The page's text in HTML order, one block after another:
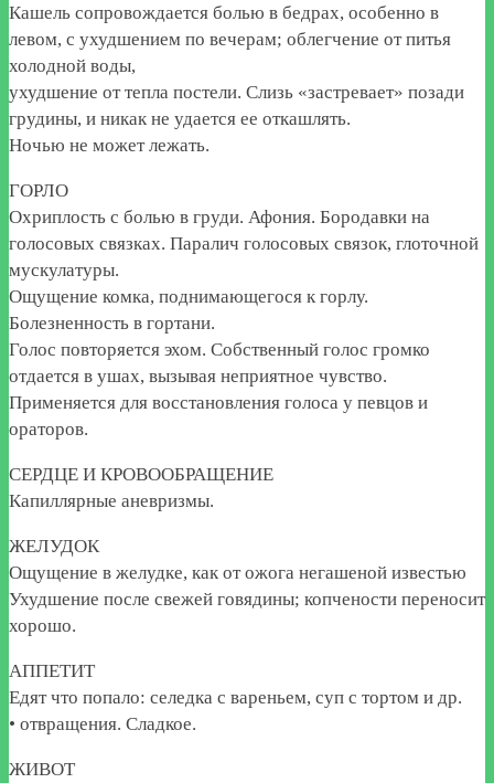
Кашель сопровождается болью в бедрах, особенно в
левом, с ухудшением по вечерам; облегчение от питья
холодной воды,
ухудшение от тепла постели. Слизь «застревает» позади
грудины, и никак не удается ее откашлять.
Ночью не может лежать.
ГОРЛО
Охриплость с болью в груди. Афония. Бородавки на
голосовых связках. Паралич голосовых связок, глоточной
мускулатуры.
Ощущение комка, поднимающегося к горлу.
Болезненность в гортани.
Голос повторяется эхом. Собственный голос громко
отдается в ушах, вызывая неприятное чувство.
Применяется для восстановления голоса у певцов и
ораторов.
СЕРДЦЕ И КРОВООБРАЩЕНИЕ
Капиллярные аневризмы.
ЖЕЛУДОК
Ощущение в желудке, как от ожога негашеной известью
Ухудшение после свежей говядины; копчености переносит
хорошо.
АППЕТИТ
Едят что попало: селедка с вареньем, суп с тортом и др.
• отвращения. Сладкое.
ЖИВОТ